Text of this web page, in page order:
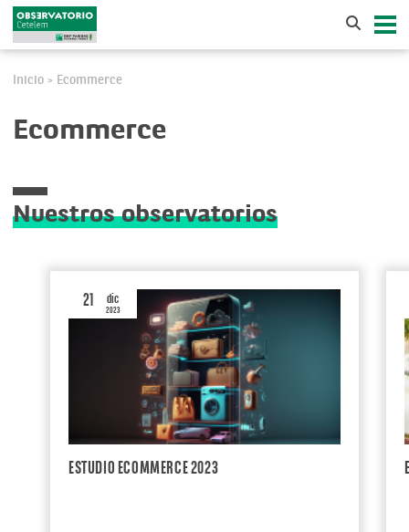
Inicio > Ecommerce
Ecommerce
Nuestros observatorios
21 dic
2023
ESTUDIO ECOMMERCE 2023